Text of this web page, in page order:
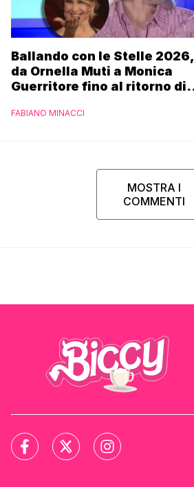
Ballando con le Stelle 2026,
da Ornella Muti a Monica
Guerritore fino al ritorno di
l’esclusiva di Gabriele
FABIANO MINACCI
MOSTRA I
COMMENTI